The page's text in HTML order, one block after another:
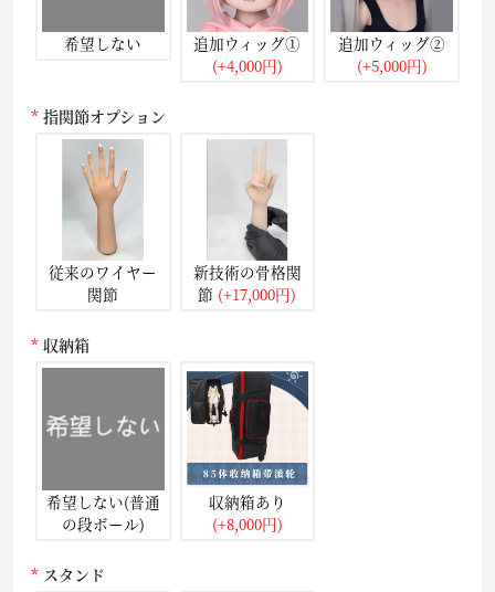
希望しない
追加ウィッグ①
(+4,000円)
追加ウィッグ②
(+5,000円)
指関節オプション
従来のワイヤー
関節
新技術の骨格関
節 (+17,000円)
収納箱
希望しない(普通
の段ボール)
収納箱あり
(+8,000円)
スタンド